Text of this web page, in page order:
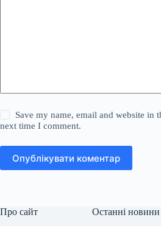
Save my name, email and website in
next time I comment.
Опублікувати коментар
Про сайт Останні новини